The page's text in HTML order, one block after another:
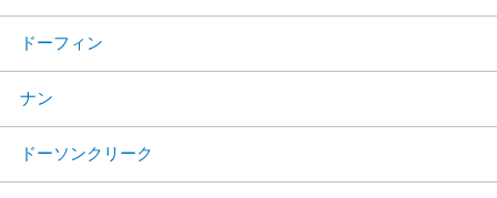
ドーフィン
ナン
ドーソンクリーク